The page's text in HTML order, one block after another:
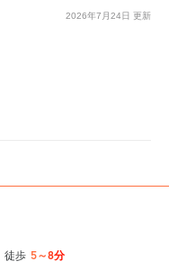
2026年7月24日 更新
徒歩 5～8分